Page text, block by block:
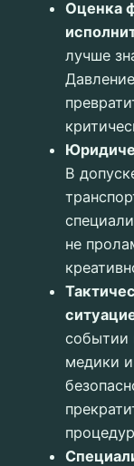
Оценка
лучше
В
не
событии
медики